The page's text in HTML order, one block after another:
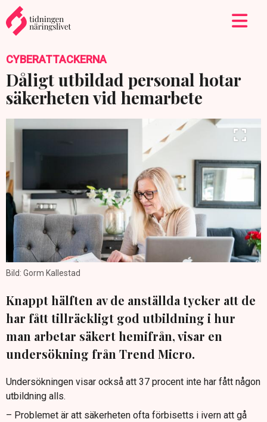
CYBERATTACKERNA
Dåligt utbildad personal hotar
säkerheten vid hemarbete
Bild: Gorm Kallestad
Knappt hälften av de anställda tycker att de
har fått tillräckligt god utbildning i hur
man arbetar säkert hemifrån, visar en
undersökning från Trend Micro.
Undersökningen visar också att 37 procent inte har fått någon
utbildning alls.
– Problemet är att säkerheten ofta förbisetts i ivern att gå